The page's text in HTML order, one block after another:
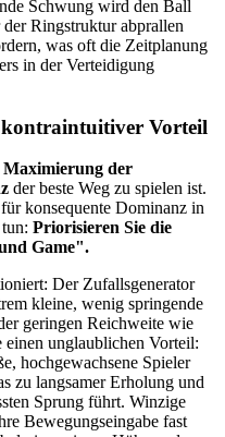
Schwung wird den Ball
Ringstruktur abprallen
was oft die Zeitplanung
in der Verteidigung
Vorteil
Maximierung der
der beste Weg zu spielen ist.
konsequente Dominanz in
Priorisieren Sie die
Game".
Der Zufallsgenerator
kleine, wenig springende
geringen Reichweite wie
einen unglaublichen Vorteil:
hochgewachsene Spieler
zu langsamer Erholung und
Sprung führt. Winzige
Bewegungseingabe fast